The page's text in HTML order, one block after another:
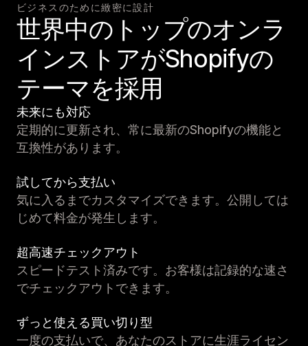
ビジネスのために緻密に設計
世界中のトップのオンラ
インストアがShopifyの
テーマを採用
未来にも対応
定期的に更新され、常に最新のShopifyの機能と
互換性があります。
試してから支払い
気に入るまでカスタマイズできます。公開しては
じめて料金が発生します。
超高速チェックアウト
スピードテスト済みです。お客様は記録的な速さ
でチェックアウトできます。
ずっと使える買い切り型
一度の支払いで、あなたのストアに生涯ライセン